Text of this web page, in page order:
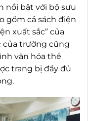
nổi bật với bộ sưu
gồm cả sách điện
xuất sắc” của
của trường cũng
văn hóa thể
trang bị đầy đủ